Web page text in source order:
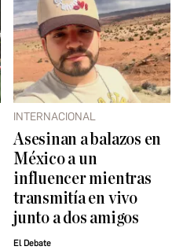
INTERNACIONAL
Asesinan a balazos en
México a un
influencer mientras
transmitía en vivo
junto a dos amigos
El Debate